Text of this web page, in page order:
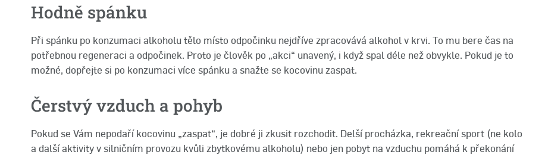
Hodně spánku
Při spánku po konzumaci alkoholu tělo místo odpočinku nejdříve zpracovává alkohol v krvi. To mu bere čas na
potřebnou regeneraci a odpočinek. Proto je člověk po „akci“ unavený, i když spal déle než obvykle. Pokud je to
možné, dopřejte si po konzumaci více spánku a snažte se kocovinu zaspat.
Čerstvý vzduch a pohyb
Pokud se Vám nepodaří kocovinu „zaspat“, je dobré ji zkusit rozchodit. Delší procházka, rekreační sport (ne kolo
a další aktivity v silničním provozu kvůli zbytkovému alkoholu) nebo jen pobyt na vzduchu pomáhá k překonání